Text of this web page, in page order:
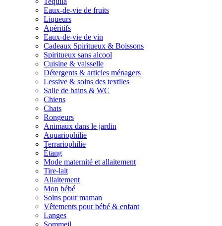
Eaux-de-vie de fruits
Liqueurs
Apéritifs
Eaux-de-vie de vin
Cadeaux Spiritueux & Boissons
Spiritueux sans alcool
Cuisine & vaisselle
Détergents & articles ménagers
Lessive & soins des textiles
Salle de bains & WC
Chiens
Chats
Rongeurs
Animaux dans le jardin
Aquariophilie
Terrariophilie
Étang
Mode maternité et allaitement
Tire-lait
Allaitement
Mon bébé
Soins pour maman
Vêtements pour bébé & enfant
Langes
Sommeil